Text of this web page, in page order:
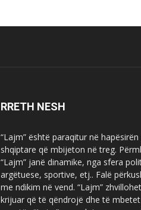
RRETH NESH
“Lajm” është paraqitur në
shqiptare që mbijeton në treg.
“Lajm” janë dinamike, nga sfera
argëtuese, sportive, etj.. Falë
me ndikim në vend. “Lajm”
krijuar që të qëndrojë dhe të